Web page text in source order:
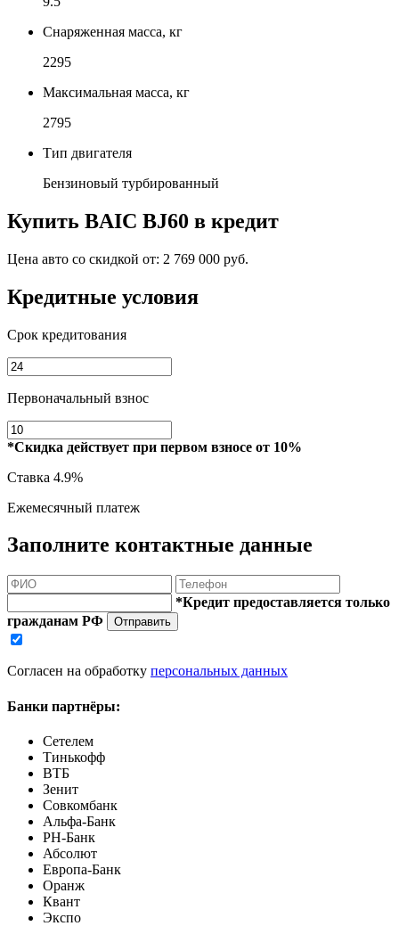
Снаряженная масса, кг
2295
Максимальная масса, кг
2795
Тип двигателя
Бензиновый турбированный
Купить BAIC BJ60 в кредит
Цена авто со скидкой от: 2 769 000 руб.
Кредитные условия
Срок кредитования
Первоначальный взнос
*Скидка действует при первом взносе от 10%
Ставка 4.9%
Ежемесячный платеж
Заполните контактные данные
*Кредит предоставляется только
гражданам РФ
Отправить
Согласен на обработку персональных данных
Банки партнёры:
Сетелем
Тинькофф
ВТБ
Зенит
Совкомбанк
Альфа-Банк
РН-Банк
Абсолют
Европа-Банк
Оранж
Квант
Экспо